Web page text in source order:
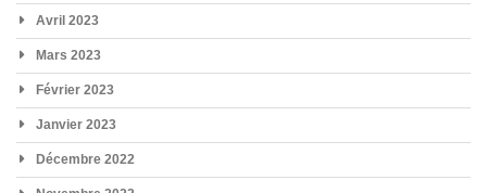
Avril 2023
Mars 2023
Février 2023
Janvier 2023
Décembre 2022